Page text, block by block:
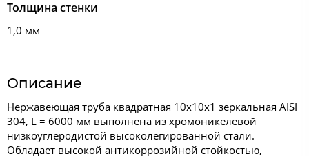
Толщина стенки
1,0 мм
Описание
Нержавеющая труба квадратная 10x10x1 зеркальная AISI
304, L = 6000 мм выполнена из хромоникелевой
низкоуглеродистой высоколегированной стали.
Обладает высокой антикоррозийной стойкостью,